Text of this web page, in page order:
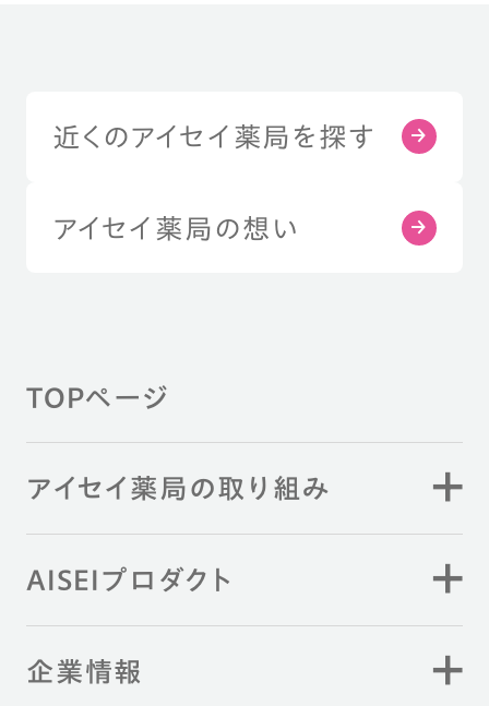
近くのアイセイ薬局を探す
アイセイ薬局の想い
TOPページ
アイセイ薬局の取り組み
AISEIプロダクト
企業情報